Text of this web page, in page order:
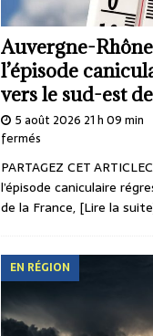
Auvergne-
l’épisode
vers le sud-est
5 août 2026 21 h 09 min
fermés
PARTAGEZ CET
l’épisode caniculaire
de la France, [Lire la
EN RÉGION